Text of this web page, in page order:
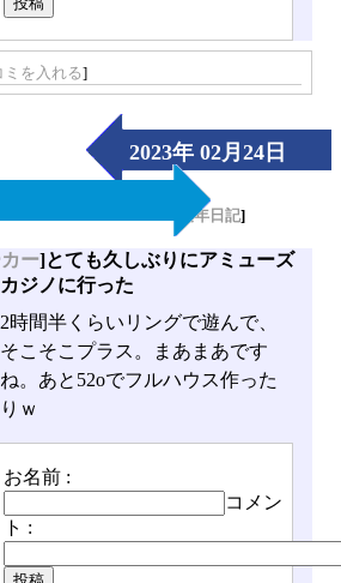
ミを入れる]
2023年 02月24日
（Fri）
長年日記]
ー]とても久しぶりにアミューズ
ジノに行った
2時間半くらいリングで遊んで、
そこそこプラス。まあまあです
ね。あと52oでフルハウス作った
りｗ
お名前 :
コメン
ト :